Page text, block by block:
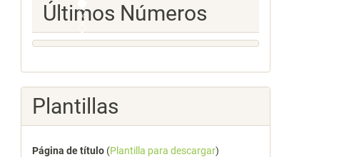
Numeros
Últimos Números
Plantillas
Página de título (Plantilla para descargar)